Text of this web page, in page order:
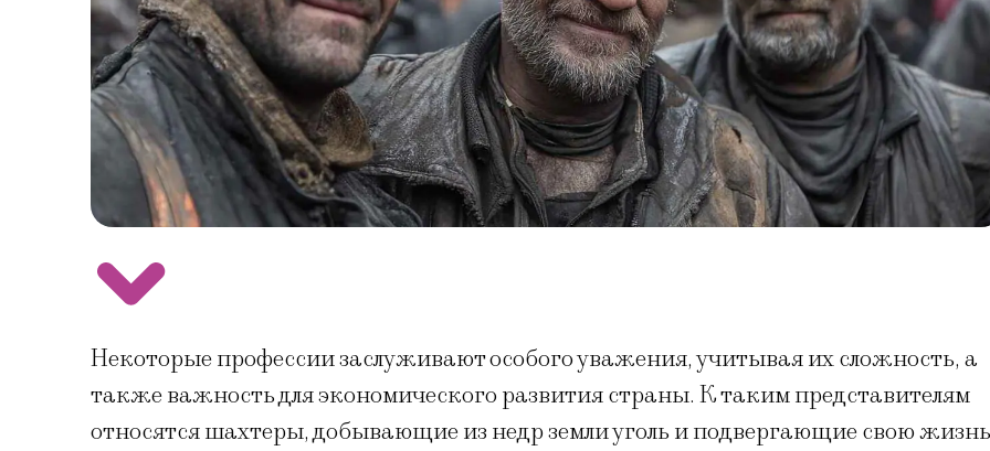
Некоторые профессии заслуживают особого уважения, учитывая их сложность, а
также важность для экономического развития страны. К таким представителям
относятся шахтеры, добывающие из недр земли уголь и подвергающие свою жизнь